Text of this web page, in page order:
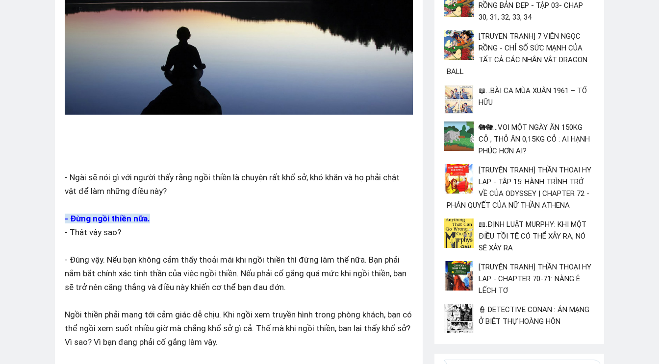
- Ngài sẽ nói gì với người thấy rằng ngồi thiền là chuyện rất khổ sở, khó khăn và họ phải chật
vật để làm những điều này?
- Đừng ngồi thiền nữa.
- Thật vậy sao?
- Đúng vậy. Nếu bạn không cảm thấy thoải mái khi ngồi thiền thì đừng làm thế nữa. Bạn phải
nắm bắt chính xác tinh thần của việc ngồi thiền. Nếu phải cố gắng quá mức khi ngồi thiền, bạn
sẽ trở nên căng thẳng và điều này khiến cơ thể bạn đau đớn.
Ngồi thiền phải mang tới cảm giác dễ chịu. Khi ngồi xem truyền hình trong phòng khách, bạn có
thể ngồi xem suốt nhiều giờ mà chẳng khổ sở gì cả. Thế mà khi ngồi thiền, bạn lại thấy khổ sở?
Vì sao? Vì bạn đang phải cố gắng làm vậy.
RỒNG BẢN ĐẸP - TẬP 03- CHAP
30, 31, 32, 33, 34
[TRUYEN TRANH] 7 VIÊN NGỌC
RỒNG - CHỈ SỐ SỨC MẠNH CỦA
TẤT CẢ CÁC NHÂN VẬT DRAGON
BALL
📖...BÀI CA MÙA XUÂN 1961 – TỐ
HỮU
🐘🐘...VOI MỘT NGÀY ĂN 150KG
CỎ , THỎ ĂN 0,15KG CỎ : AI HẠNH
PHÚC HƠN AI?
[TRUYỆN TRANH] THẦN THOẠI HY
LẠP - TẬP 15: HÀNH TRÌNH TRỞ
VỀ CỦA ODYSSEY | CHAPTER 72 -
PHÁN QUYẾT CỦA NỮ THẦN ATHENA
📖.ĐỊNH LUẬT MURPHY: KHI MỘT
ĐIỀU TỒI TỆ CÓ THỂ XẢY RA, NÓ
SẼ XẢY RA
[TRUYỆN TRANH] THẦN THOẠI HY
LẠP - CHAPTER 70-71: NÀNG Ê
LẾCH TƠ
👮 DETECTIVE CONAN : ÁN MẠNG
Ở BIỆT THỰ HOÀNG HÔN